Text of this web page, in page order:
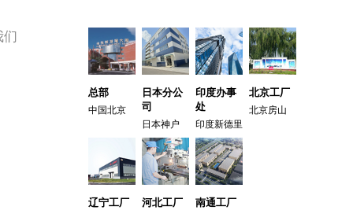
总部
中国北京
日本分公
司
日本神户
印度办事
处
印度新德里
北京工厂
北京房山
辽宁工厂 河北工厂 南通工厂